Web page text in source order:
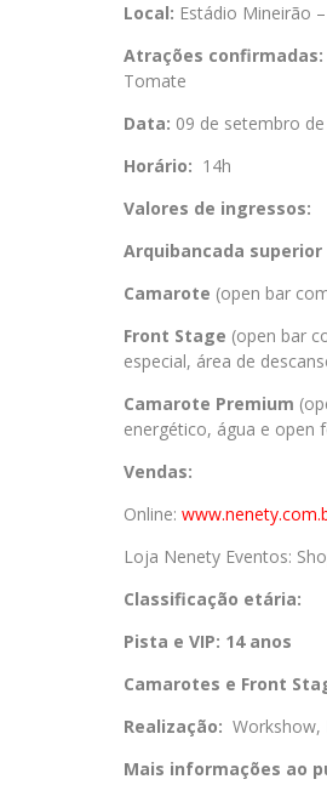
Local: Estádio Mineirão
Atrações confirmadas:
Tomate
Data: 09 de setembro
Horário: 14h
Valores de ingressos:
Arquibancada superior
Camarote (open bar
Front Stage (open bar
especial, área de
Camarote Premium
energético, água e open
Vendas:
Online:
Loja Nenety Eventos:
Classificação etária:
Pista e VIP: 14 anos
Camarotes e Front
Realização: Workshow,
Mais informações ao